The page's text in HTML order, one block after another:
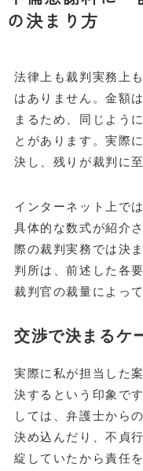
の決まり方
法律上も裁判実務上
はありません。金額
まるため、同じよう
とがあります。実際
決し、残りが裁判に至
インターネット上で
具体的な数式が紹介
際の裁判実務では決
判所は、前述した各
裁判官の裁量によっ
交渉で決まるケ
実際に私が担当した
決するという印象で
しては、弁護士から
決め込んだり、不貞
綻していたから責任